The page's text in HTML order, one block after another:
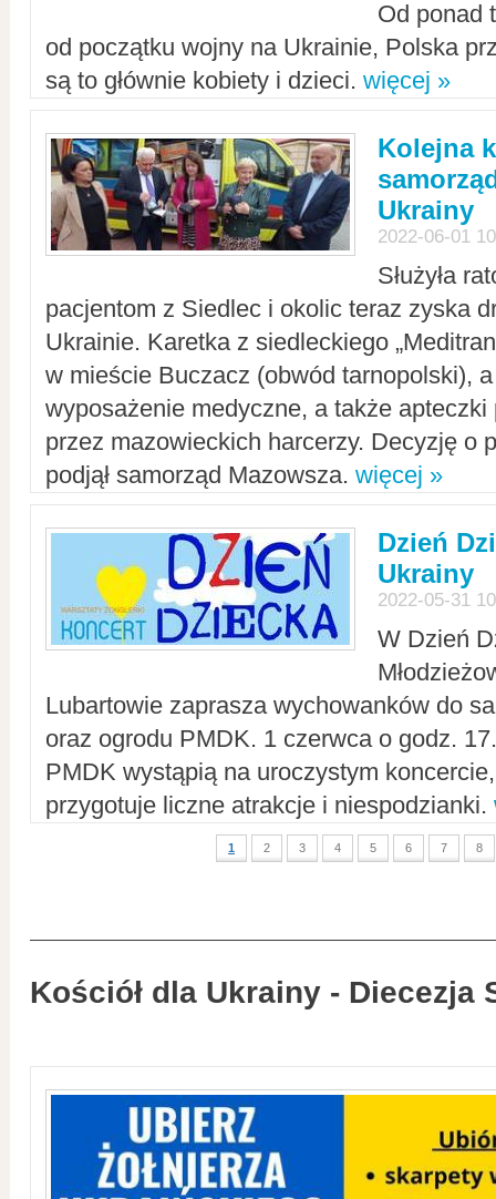
Od ponad
od początku wojny na Ukrainie, Polska
są to głównie kobiety i dzieci. więcej »
Kolejna
Ukrainy
2022-06-01
Służyła
pacjentom z Siedlec i okolic teraz zyska
Ukrainie. Karetka z siedleckiego
w mieście Buczacz (obwód tarnopolski),
wyposażenie medyczne, a także apteczki
przez mazowieckich harcerzy. Decyzję o
podjął samorząd Mazowsza. więcej »
Dzień
Ukrainy
2022-05-31
W Dzień
Lubartowie zaprasza wychowanków do
oraz ogrodu PMDK. 1 czerwca o godz.
PMDK wystąpią na uroczystym
przygotuje liczne atrakcje i niespodzianki.
1 2 3 4 5 6 7 8
Kościół dla Ukrainy - Diecezja